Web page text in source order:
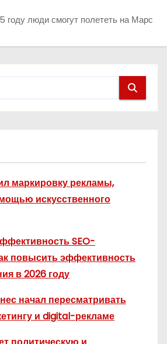
году люди смогут полететь на Марс
маркировку рекламы,
искусственного
SEO-
повысить эффективность
в 2026 году
начал пересматривать
и digital-рекламе